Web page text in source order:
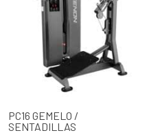
PC16 GEMELO /
SENTADILLAS